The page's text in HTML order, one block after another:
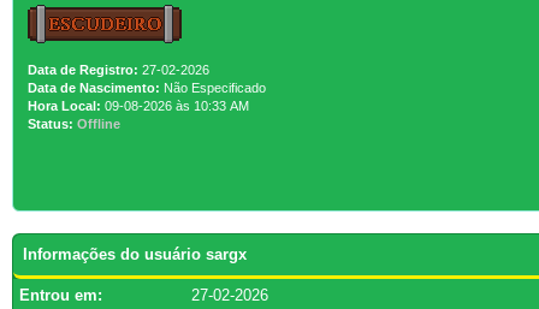
Data de Registro: 27-02-2026
Data de Nascimento: Não Especificado
Hora Local: 09-08-2026 às 10:33 AM
Status: Offline
Informações do usuário sargx
Entrou em:
27-02-2026